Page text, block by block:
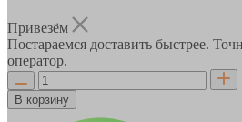
Привезём
Постараемся доставить быстрее.
оператор.
В корзину